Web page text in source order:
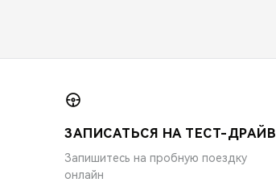
ЗАПИСАТЬСЯ НА ТЕСТ-ДРАЙВ
Запишитесь на пробную поездку
онлайн